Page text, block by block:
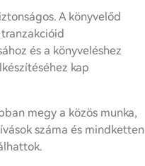
A könyvelőd
és a könyveléshez
kap
megy a közös munka,
száma és mindketten